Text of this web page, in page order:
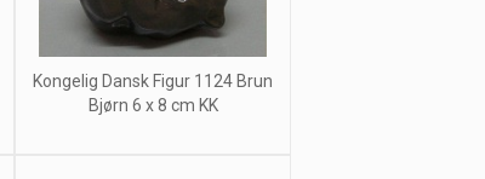
Kongelig Dansk Figur 1124 Brun
Bjørn 6 x 8 cm KK